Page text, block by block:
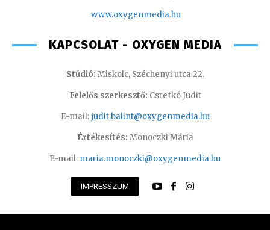
www.oxygenmedia.hu
KAPCSOLAT - OXYGEN MEDIA
Stúdió: Miskolc, Széchenyi utca 22.
Felelős szerkesztő: Csrefkó Judit
E-mail:judit.balint@oxygenmedia.hu
Értékesítés: Monoczki Mária
E-mail: maria.monoczki@oxygenmedia.hu
IMPRESSZUM